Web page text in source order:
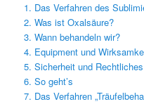
1. Das Verfahren des
2. Was ist Oxalsäure?
3. Wann behandeln wir?
4. Equipment und
5. Sicherheit und Rechtliches
6. So geht’s
7. Das Verfahren